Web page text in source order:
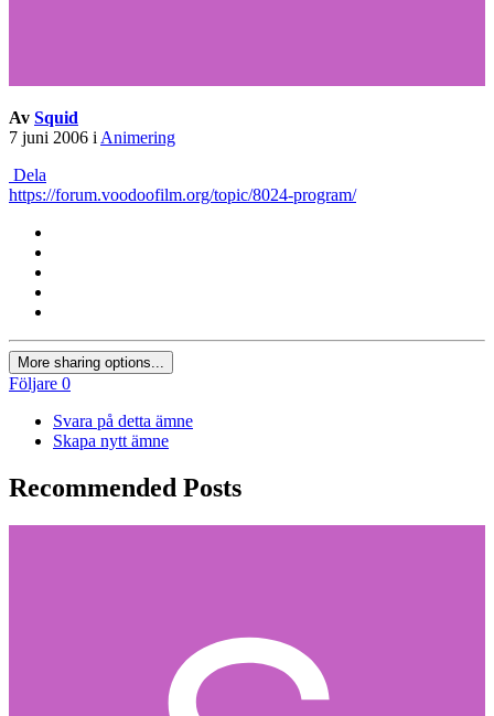
Av Squid
7 juni 2006 iAnimering
Dela
https://forum.voodoofilm.org/topic/8024-program/
More sharing options...
Följare 0
Svara på detta ämne
Skapa nytt ämne
Recommended Posts